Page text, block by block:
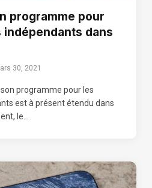
programme pour
dans
30, 2021
programme pour les
est à présent étendu dans
le…